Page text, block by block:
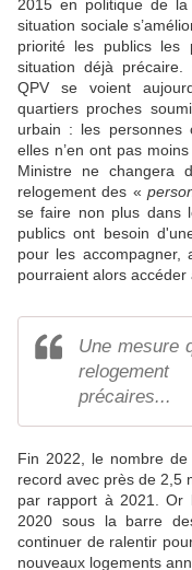
2015 en politique de la
situation sociale
priorité les publics les
situation déjà
QPV se voient
quartiers proches
urbain : les personnes
elles n’en ont pas
Ministre ne changera
relogement des «
se faire non plus dans
publics ont besoin
pour les accompagner,
pourraient alors accéder
Une mesure
précaires...
Fin 2022, le nombre
record avec près de 2,5
par rapport à 2021. Or
2020 sous la barre
continuer de ralentir
nouveaux logements